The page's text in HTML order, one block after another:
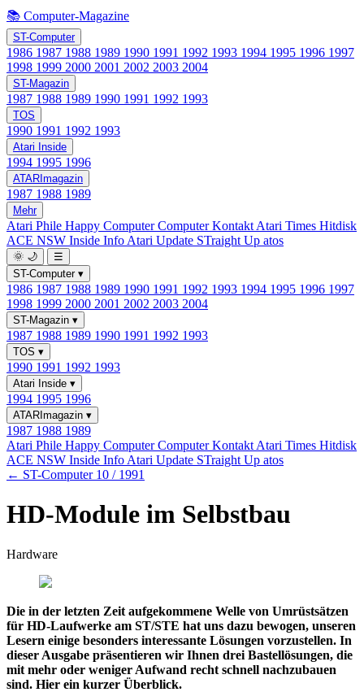
📚 Computer-Magazine
ST-Computer
1986 1987 1988 1989 1990 1991 1992 1993 1994 1995 1996 1997
1998 1999 2000 2001 2002 2003 2004
ST-Magazin
1987 1988 1989 1990 1991 1992 1993
TOS
1990 1991 1992 1993
Atari Inside
1994 1995 1996
ATARImagazin
1987 1988 1989
Mehr
Atari Phile Happy ComputerComputer Kontakt Atari Times Hitdisk
ACE NSW Inside Info Atari Update STraight Up atos
🌞 🌙
☰
ST-Computer ▾
1986 1987 1988 1989 1990 1991 1992 1993 1994 1995 1996 1997
1998 1999 2000 2001 2002 2003 2004
ST-Magazin ▾
1987 1988 1989 1990 1991 1992 1993
TOS ▾
1990 1991 1992 1993
Atari Inside ▾
1994 1995 1996
ATARImagazin ▾
1987 1988 1989
Atari Phile Happy ComputerComputer Kontakt Atari Times Hitdisk
ACE NSW Inside Info Atari Update STraight Up atos
← ST-Computer 10 / 1991
HD-Module im Selbstbau
Hardware
Die in der letzten Zeit aufgekommene Welle von Umrüstsätzen
für HD-Laufwerke am ST/STE hat uns dazu bewogen, unseren
Lesern einige besonders interessante Lösungen vorzustellen. In
dieser Ausgabe präsentieren wir Ihnen drei Bastellösungen, die
mit mehr oder weniger Aufwand recht schnell nachzubauen
sind. Hier ein kurzer Überblick.